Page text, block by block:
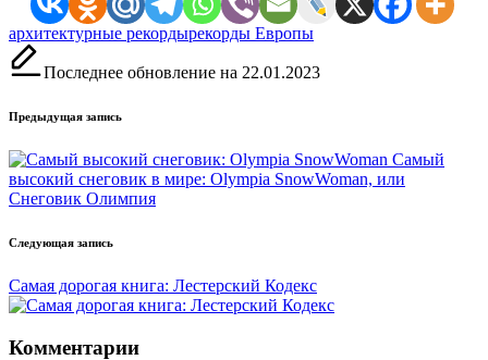
Метки:
архитектурные рекордырекорды Европы
Последнее обновление на 22.01.2023
Навигация
записи
Предыдущая запись
Самый
высокий снеговик в мире: Olympia SnowWoman, или
Снеговик Олимпия
Следующая запись
Самая дорогая книга: Лестерский Кодекс
Комментарии